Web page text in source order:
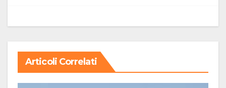
Articoli Correlati